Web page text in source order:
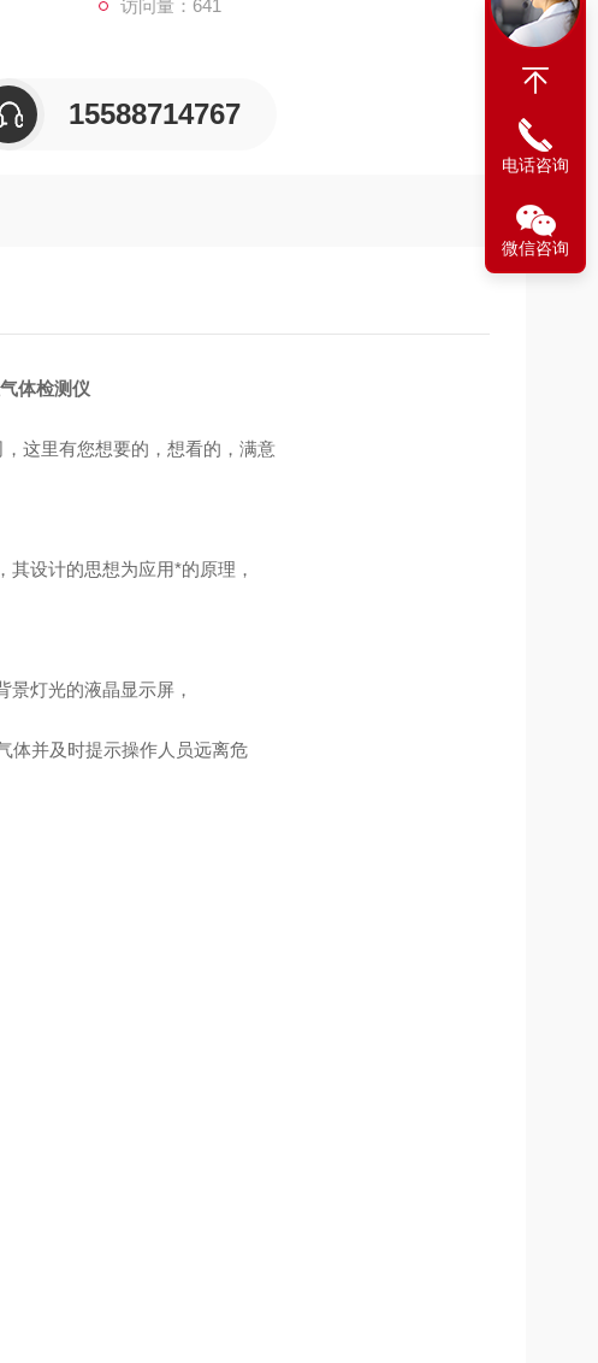
气体的便携式气体检测仪，其设计的思想为应用*的原理，
访问量：641
15588714767
体检测仪
这里有您想要的，想看的，满意
设计的思想为应用*的原理，
灯光的液晶显示屏，
体并及时提示操作人员远离危
电话咨询
微信咨询